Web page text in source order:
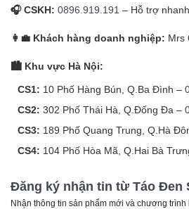
🎧 CSKH: 0896.919.191 – Hỗ trợ
👩‍💼 Khách hàng doanh nghiệp: Mrs
🏙️ Khu vực Hà Nội:
CS1: 10 Phố Hàng Bún, Q.Ba Đình –
CS2: 302 Phố Thái Hà, Q.Đống Đa –
CS3: 189 Phố Quang Trung, Q.Hà
CS4: 104 Phố Hòa Mã, Q.Hai Bà
Đăng ký nhận tin từ Táo Đen
Nhận thông tin sản phẩm mới và chương